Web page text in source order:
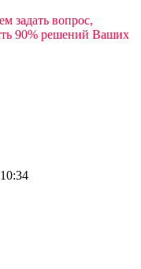
задать вопрос,
90% решений Ваших